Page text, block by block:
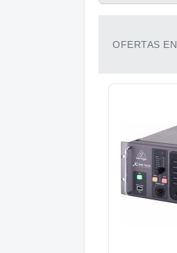
OFERTAS EN